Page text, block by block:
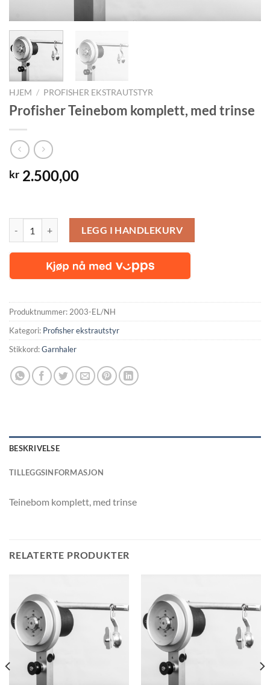
HJEM / PROFISHER EKSTRAUTSTYR
Profisher Teinebom komplett, med trinse
kr 2.500,00
LEGG I HANDLEKURV
Produktnummer: 2003-EL/NH
Kategori: Profisher ekstrautstyr
Stikkord:Garnhaler
BESKRIVELSE
TILLEGGSINFORMASJON
Teinebom komplett, med trinse
RELATERTE PRODUKTER